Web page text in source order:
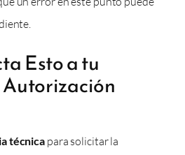
Esto a tu
Autorización
técnica para solicitar la